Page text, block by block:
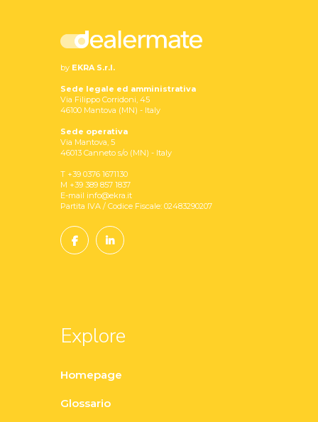
by EKRA S.r.l.
Sede legale ed amministrativa
Via Filippo Corridoni, 45
46100 Mantova (MN) - Italy
Sede operativa
Via Mantova, 5
46013 Canneto s/o (MN) - Italy
T +39 0376 1671130
M +39 389 857 1837
E-mail info@ekra.it
Partita IVA / Codice Fiscale: 02483290207
Explore
Homepage
Glossario